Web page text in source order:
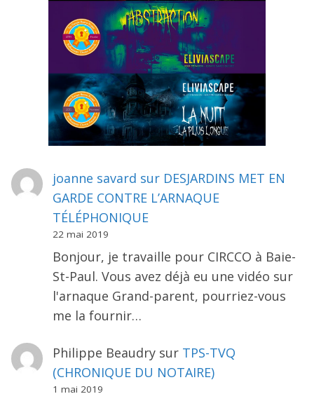
joanne savard sur DESJARDINS MET EN
GARDE CONTRE L’ARNAQUE
TÉLÉPHONIQUE
22 mai 2019
Bonjour, je travaille pour CIRCCO à Baie-
St-Paul. Vous avez déjà eu une vidéo sur
l'arnaque Grand-parent, pourriez-vous
me la fournir…
Philippe Beaudrysur TPS-TVQ
(CHRONIQUE DU NOTAIRE)
1 mai 2019